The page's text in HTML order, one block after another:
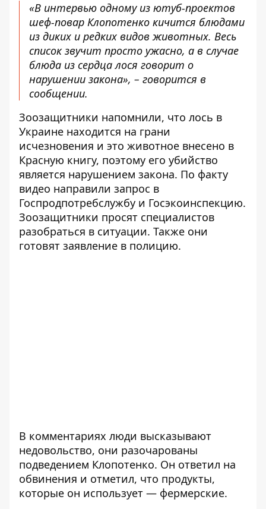
«В интервью одному из ютуб-проектов
шеф-повар Клопотенко кичится блюдами
из диких и редких видов животных. Весь
список звучит просто ужасно, а в случае
блюда из сердца лося говорит о
нарушении закона», – говорится в
сообщении.
Зоозащитники напомнили, что лось в
Украине находится на грани
исчезновения и это животное внесено в
Красную книгу, поэтому его убийство
является нарушением закона. По факту
видео направили запрос в
Госпродпотребслужбу и Госэкоинспекцию.
Зоозащитники просят специалистов
разобраться в ситуации. Также они
готовят заявление в полицию.
В комментариях люди высказывают
недовольство, они разочарованы
подведением Клопотенко. Он ответил на
обвинения и отметил, что продукты,
которые он использует — фермерские.